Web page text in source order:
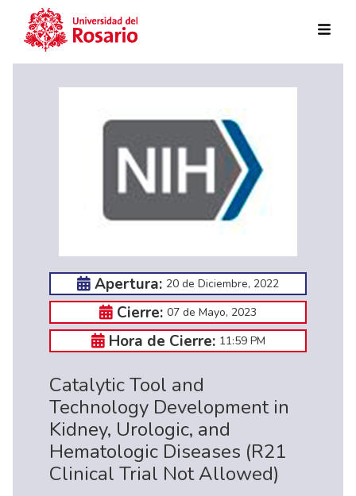
Apertura: 20 de Diciembre, 2022
Cierre: 07 de Mayo, 2023
Hora de Cierre: 11:59 PM
Catalytic Tool and
Technology Development in
Kidney, Urologic, and
Hematologic Diseases (R21
Clinical Trial Not Allowed)